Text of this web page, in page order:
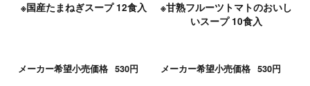
※国産たまねぎスープ 12食入
メーカー希望小売価格 530円
※甘熟フルーツトマトのおいし
いスープ 10食入
メーカー希望小売価格 530円